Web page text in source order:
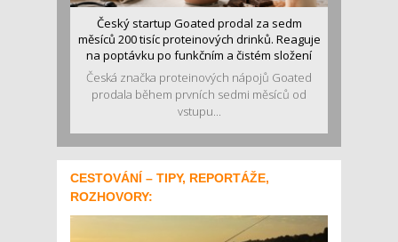
Český startup Goated prodal za sedm
měsíců 200 tisíc proteinových drinků. Reaguje
na poptávku po funkčním a čistém složení
Česká značka proteinových nápojů Goated
prodala během prvních sedmi měsíců od
vstupu...
CESTOVÁNÍ – TIPY, REPORTÁŽE,
ROZHOVORY: